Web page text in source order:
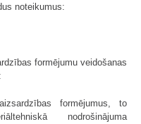
noteikumus:
formējumu veidošanas
formējumus, to
nodrošinājuma